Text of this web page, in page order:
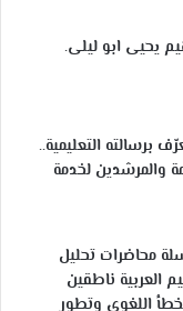
يحيى ابو ليلى.
برسالته التعليمية..
والمرشدين لخدمة
محاضرات تحليل
العربية ناطقين
اللغوي وتطور